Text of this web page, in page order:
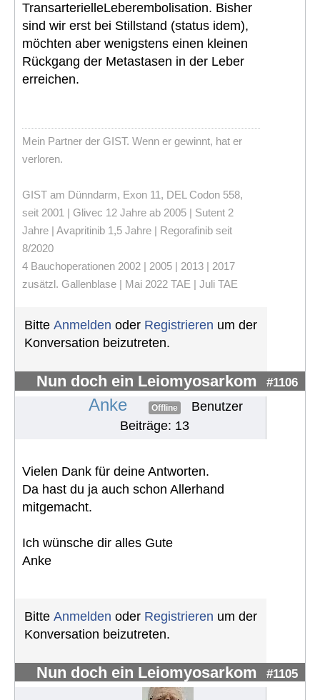
TransarterielleLeberembolisation. Bisher
sind wir erst bei Stillstand (status idem),
möchten aber wenigstens einen kleinen
Rückgang der Metastasen in der Leber
erreichen.
Mein Partner der GIST. Wenn er gewinnt, hat er
verloren.
GIST am Dünndarm, Exon 11, DEL Codon 558,
seit 2001 | Glivec 12 Jahre ab 2005 | Sutent 2
Jahre | Avapritinib 1,5 Jahre | Regorafinib seit
8/2020
4 Bauchoperationen 2002 | 2005 | 2013 | 2017
zusätzl. Gallenblase | Mai 2022 TAE | Juli TAE
Bitte Anmelden oder Registrieren um der
Konversation beizutreten.
Nun doch ein Leiomyosarkom #1106
Anke Offline
Benutzer
Beiträge: 13
Vielen Dank für deine Antworten.
Da hast du ja auch schon Allerhand
mitgemacht.
Ich wünsche dir alles Gute
Anke
Bitte Anmelden oder Registrieren um der
Konversation beizutreten.
Nun doch ein Leiomyosarkom #1105